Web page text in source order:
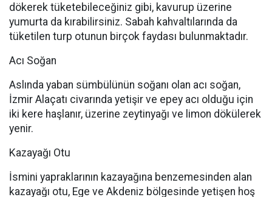
dökerek tüketebileceğiniz gibi, kavurup üzerine
yumurta da kırabilirsiniz. Sabah kahvaltılarında da
tüketilen turp otunun birçok faydası bulunmaktadır.
Acı Soğan
Aslında yaban sümbülünün soğanı olan acı soğan,
İzmir Alaçatı civarında yetişir ve epey acı olduğu için
iki kere haşlanır, üzerine zeytinyağı ve limon dökülerek
yenir.
Kazayağı Otu
İsmini yapraklarının kazayağına benzemesinden alan
kazayağı otu, Ege ve Akdeniz bölgesinde yetişen hoş